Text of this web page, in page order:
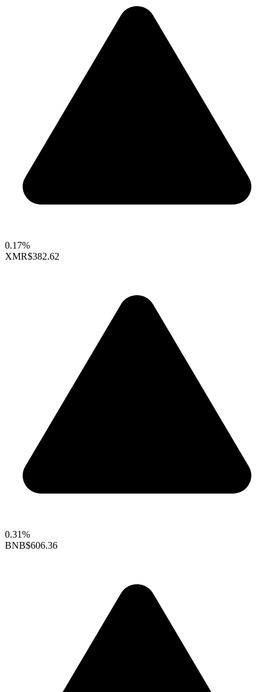
0.17%
XMR$382.62
0.31%
BNB$606.36